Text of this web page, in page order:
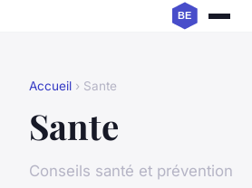
Accueil › Sante
Sante
Conseils santé et prévention